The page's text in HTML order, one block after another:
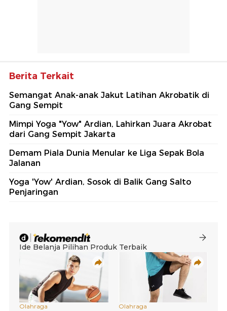
Berita Terkait
Semangat Anak-anak Jakut Latihan Akrobatik di
Gang Sempit
Mimpi Yoga "Yow" Ardian, Lahirkan Juara Akrobat
dari Gang Sempit Jakarta
Demam Piala Dunia Menular ke Liga Sepak Bola
Jalanan
Yoga 'Yow' Ardian, Sosok di Balik Gang Salto
Penjaringan